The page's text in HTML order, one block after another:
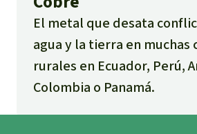
El metal que desata
agua y la tierra en muchas
rurales en Ecuador, Perú,
Colombia o Panamá.